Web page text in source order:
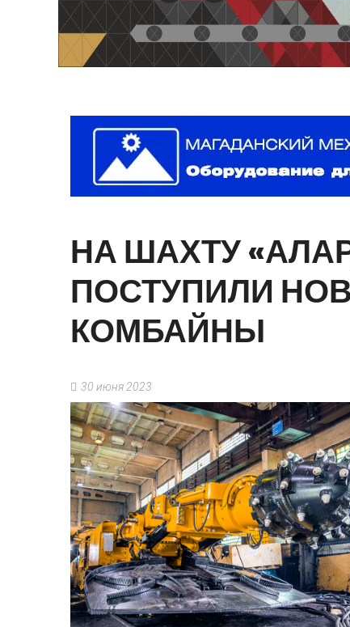
НАШАХТУ
ПОСТУПИЛИ
КОМБАЙНЫ
30 июня 2023